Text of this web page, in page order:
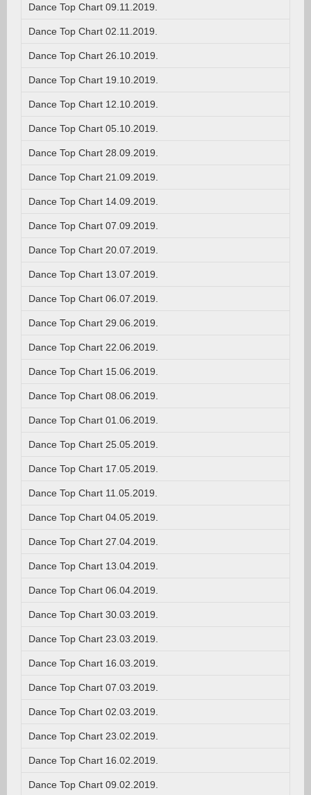
Dance Top Chart 09.11.2019.
Dance Top Chart 02.11.2019.
Dance Top Chart 26.10.2019.
Dance Top Chart 19.10.2019.
Dance Top Chart 12.10.2019.
Dance Top Chart 05.10.2019.
Dance Top Chart 28.09.2019.
Dance Top Chart 21.09.2019.
Dance Top Chart 14.09.2019.
Dance Top Chart 07.09.2019.
Dance Top Chart 20.07.2019.
Dance Top Chart 13.07.2019.
Dance Top Chart 06.07.2019.
Dance Top Chart 29.06.2019.
Dance Top Chart 22.06.2019.
Dance Top Chart 15.06.2019.
Dance Top Chart 08.06.2019.
Dance Top Chart 01.06.2019.
Dance Top Chart 25.05.2019.
Dance Top Chart 17.05.2019.
Dance Top Chart 11.05.2019.
Dance Top Chart 04.05.2019.
Dance Top Chart 27.04.2019.
Dance Top Chart 13.04.2019.
Dance Top Chart 06.04.2019.
Dance Top Chart 30.03.2019.
Dance Top Chart 23.03.2019.
Dance Top Chart 16.03.2019.
Dance Top Chart 07.03.2019.
Dance Top Chart 02.03.2019.
Dance Top Chart 23.02.2019.
Dance Top Chart 16.02.2019.
Dance Top Chart 09.02.2019.